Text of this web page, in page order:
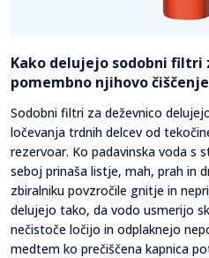
Kako delujejo sodobni filtri
pomembno njihovo čiščenje
Sodobni filtri za deževnico
ločevanja trdnih delcev od
rezervoar. Ko padavinska voda s
seboj prinaša listje, mah, prah in
zbiralniku povzročile gnitje in
delujejo tako, da vodo usmerijo
nečistoče ločijo in odplaknejo
medtem ko prečiščena kapnica